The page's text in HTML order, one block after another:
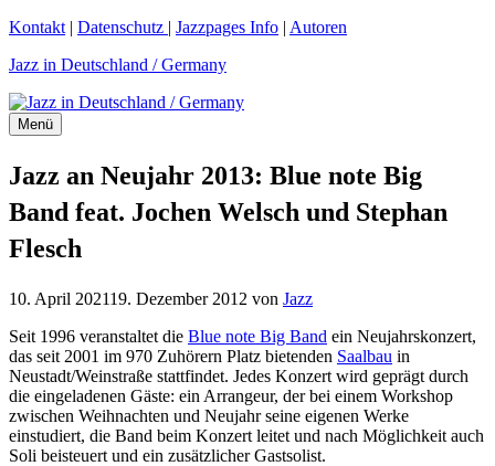
Zum
springen
Kontakt | Datenschutz | Jazzpages Info | Autoren
Jazz in Deutschland / Germany
Menü
Jazz an Neujahr 2013: Blue note Big
Band feat. Jochen Welsch und Stephan
Flesch
10. April 202119. Dezember 2012 von Jazz
Seit 1996 veranstaltet die Blue note Big Band ein Neujahrskonzert,
das seit 2001 im 970 Zuhörern Platz bietenden Saalbau in
Neustadt/Weinstraße stattfindet. Jedes Konzert wird geprägt durch
die eingeladenen Gäste: ein Arrangeur, der bei einem Workshop
zwischen Weihnachten und Neujahr seine eigenen Werke
einstudiert, die Band beim Konzert leitet und nach Möglichkeit auch
Soli beisteuert und ein zusätzlicher Gastsolist.